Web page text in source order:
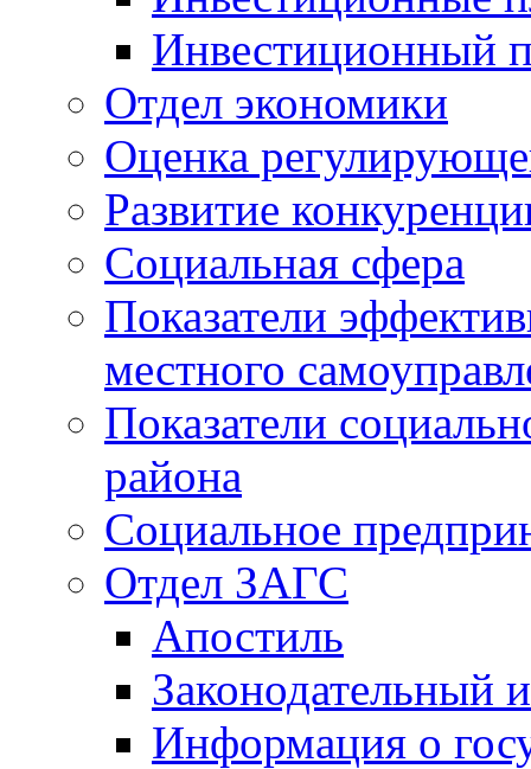
Инвестиционный
Отдел экономики
Оценка
Развитие
Социальная сфера
Показатели
местного
Показатели
района
Социальное
Отдел ЗАГС
Апостиль
Законодательный
Информация о